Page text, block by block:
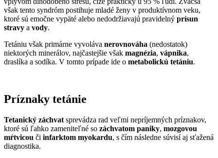
však tento syndróm postihuje mladé ženy v produktívnom veku,
ktoré sú emočne vypäté alebo nedodržiavajú pravidelný prísun
stravy a vody.
Tetániu však primárne vyvoláva nerovnováha (nedostatok)
niektorých minerálov, najčastejšie však magnézia, vápnika,
draslíka a sodíka. V tomto prípade ide o metabolickú tetániu.
Príznaky tetánie
Tetanický záchvat sprevádza rad veľmi nepríjemných príznakov,
ktoré sú ľahko zameniteľné so záchvatom paniky, mozgovou
mŕtvicou či infarktom myokardu, s čím následne súvisí aj sťažená
diagnostika.